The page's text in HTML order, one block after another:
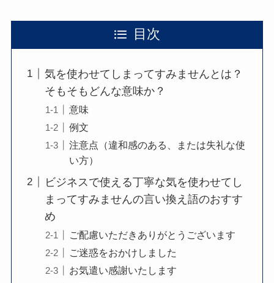
目次
気を使わせてしまってすみませんとは？
そもそもどんな意味か？
意味
例文
注意点（違和感のある、または失礼な使
い方）
ビジネスで使える丁寧な気を使わせてし
まってすみませんの言い換え語のおすす
め
ご配慮いただきありがとうございます
ご迷惑をおかけしました
お気遣い感謝いたします